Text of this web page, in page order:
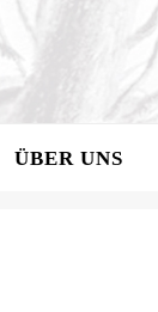
ÜBER UNS